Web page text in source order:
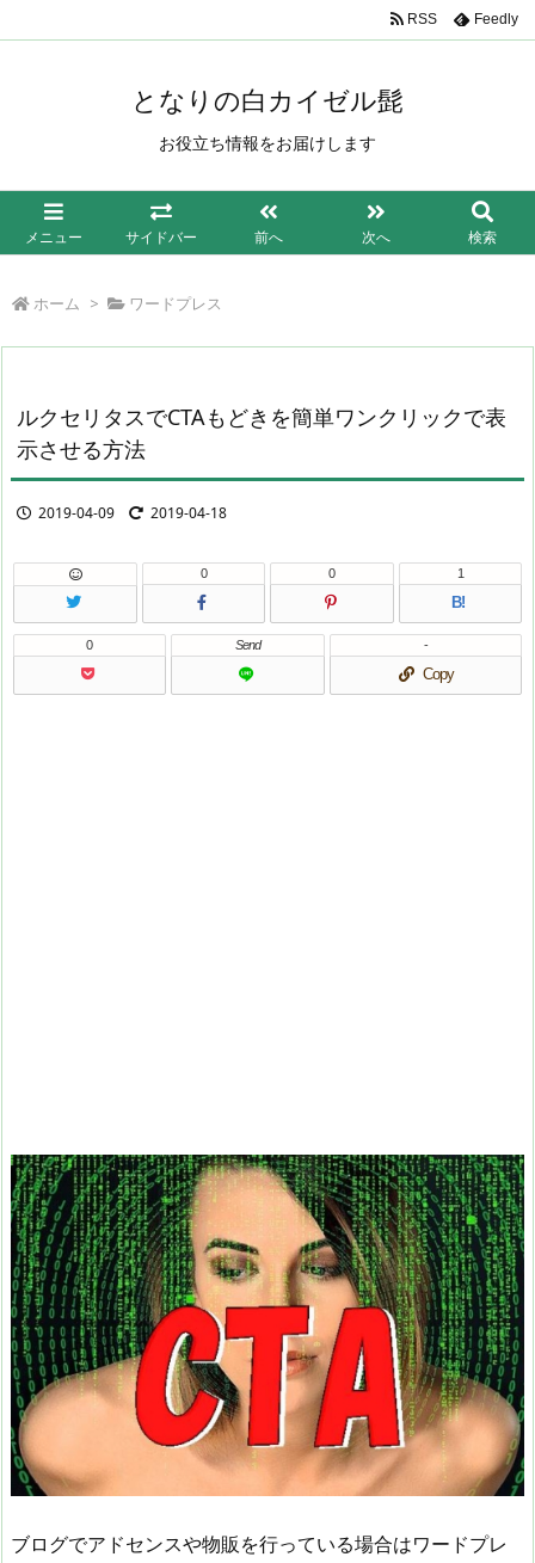
となりの白カイゼル髭
お役立ち情報をお届けします
メニュー サイドバー 前へ 次へ 検索
RSS Feedly
ホーム > ワードプレス
ルクセリタスでCTAもどきを簡単ワンクリックで表
示させる方法
2019-04-09 2019-04-18
0 0
B!
1
0 Send
Copy
-
ブログでアドセンスや物販を行っている場合はワードプレ